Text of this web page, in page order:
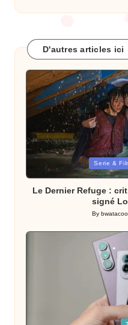
D'autres articles ici
Serie &
Le Dernier Refuge :
signé
Posted
By